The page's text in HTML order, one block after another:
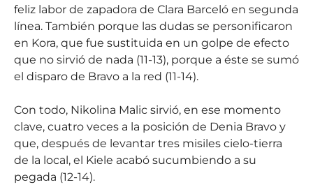
feliz labor de zapadora de Clara Barceló en segunda
línea. También porque las dudas se personificaron
en Kora, que fue sustituida en un golpe de efecto
que no sirvió de nada (11-13), porque a éste se sumó
el disparo de Bravo a la red (11-14).
Con todo, Nikolina Malic sirvió, en ese momento
clave, cuatro veces a la posición de Denia Bravo y
que, después de levantar tres misiles cielo-tierra
de la local, el Kiele acabó sucumbiendo a su
pegada (12-14).